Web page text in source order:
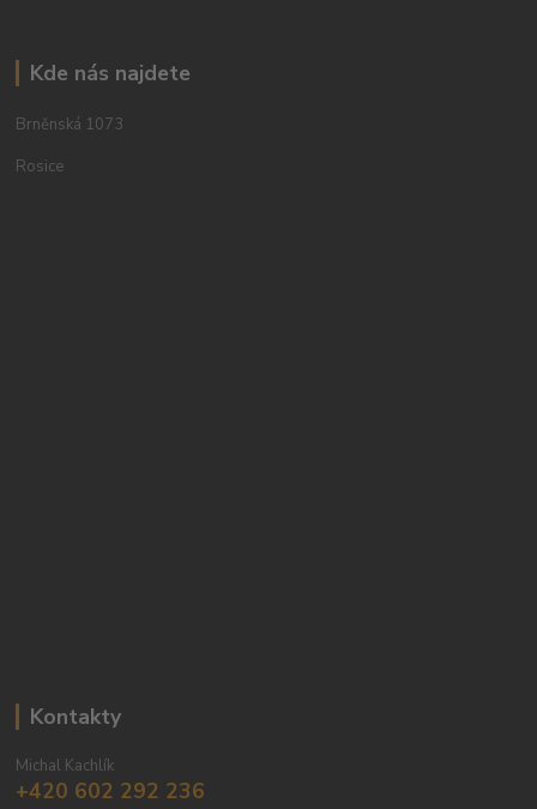
Kde nás najdete
Brněnská 1073
Rosice
Kontakty
Michal Kachlík
+420 602 292 236